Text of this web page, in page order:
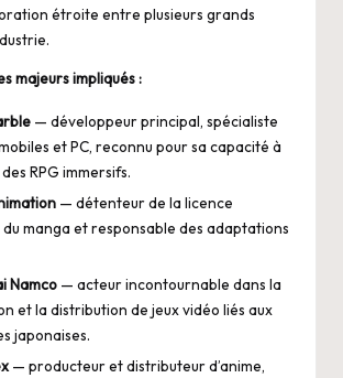
étroite entre plusieurs grands
majeurs impliqués :
— développeur principal, spécialiste
et PC, reconnu pour sa capacité à
RPG immersifs.
— détenteur de la licence
manga et responsable des adaptations
Namco — acteur incontournable dans la
et la distribution de jeux vidéo liés aux
japonaises.
— producteur et distributeur d’anime,